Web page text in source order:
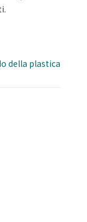
della plastica